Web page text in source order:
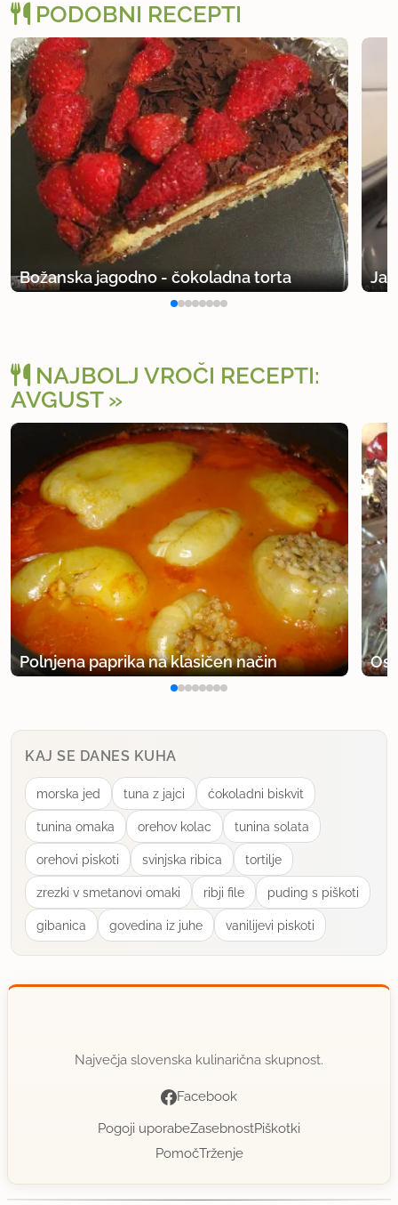
PODOBNI RECEPTI
Božanska jagodno - čokoladna torta
NAJBOLJ VROČI RECEPTI:
AVGUST
Polnjena paprika na klasičen način
KAJ SE DANES KUHA
morska jed tuna z jajci ćokoladni biskvit
tunina omaka orehov kolac tunina solata
orehovi piskoti svinjska ribica tortilje
zrezki v smetanovi omaki ribji file puding s piškoti
gibanica govedina iz juhe vanilijevi piskoti
Največja slovenska kulinarična skupnost.
Facebook
Pogoji uporabeZasebnostPiškotki
PomočTrženje